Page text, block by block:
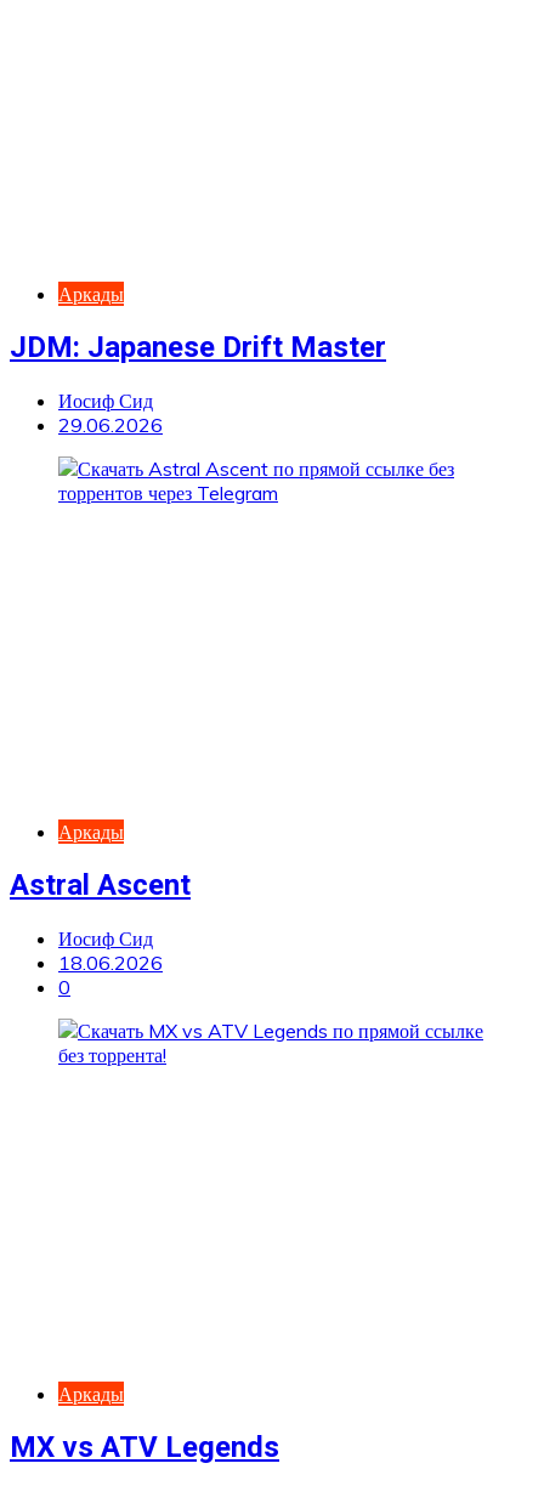
Аркады
JDM: Japanese Drift Master
Иосиф Сид
29.06.2026
Аркады
Astral Ascent
Иосиф Сид
18.06.2026
0
Аркады
MX vs ATV Legends